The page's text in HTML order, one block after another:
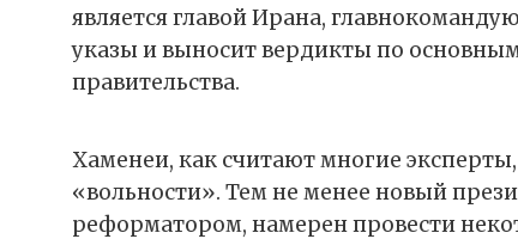
является главой Ирана,
указы и выносит вердикты по
правительства.
Хаменеи, как считают многие
«вольности». Тем не менее новый
реформатором, намерен провести